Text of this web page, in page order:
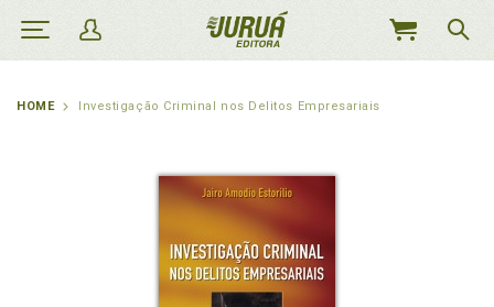
MEU
HOME Investigação Criminal nos Delitos Empresariais